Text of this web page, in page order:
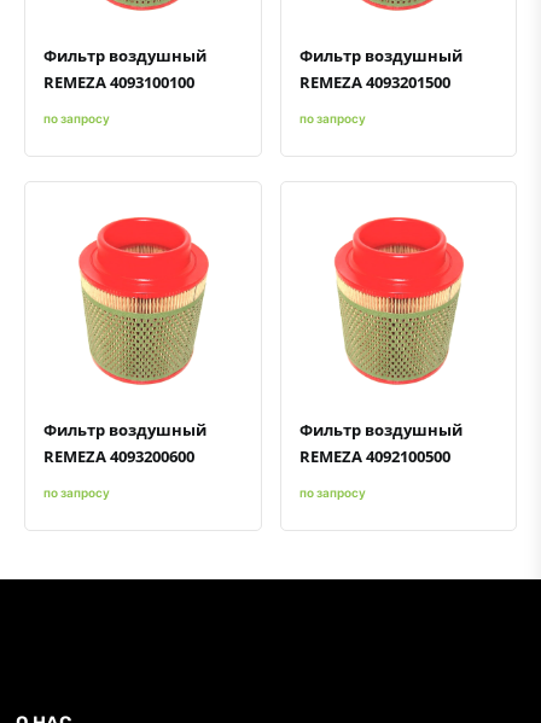
Фильтр воздушный
REMEZA 4093100100
по запросу
Фильтр воздушный
REMEZA 4093201500
по запросу
Быстрый просмотрДобавить к сравнению
Добавить в избранное
Фильтр воздушный
REMEZA 4093200600
по запросу
Быстрый просмотрДобавить к сравнению
Добавить в избранное
Фильтр воздушный
REMEZA 4092100500
по запросу